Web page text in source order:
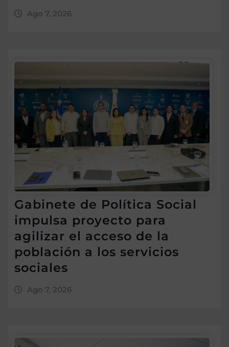
Ago 7, 2026
Gabinete de Política Social
impulsa proyecto para
agilizar el acceso de la
población a los servicios
sociales
Ago 7, 2026